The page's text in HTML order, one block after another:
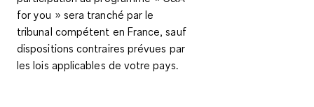
for you » sera tranché par le
tribunal compétent en France, sauf
dispositions contraires prévues par
les lois applicables de votre pays.